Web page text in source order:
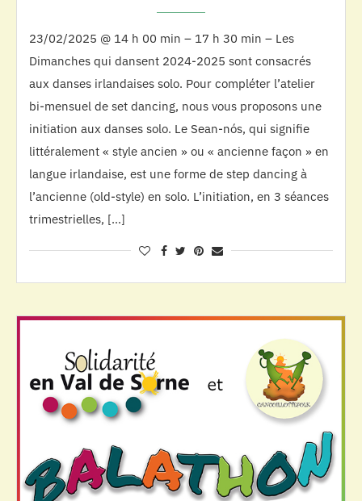
23/02/2025 @ 14 h 00 min – 17 h 30 min – Les
Dimanches qui dansent 2024-2025 sont consacrés
aux danses irlandaises solo. Pour compléter l’atelier
bi-mensuel de set dancing, nous vous proposons une
initiation aux danses solo. Le Sean-nós, qui signifie
littéralement « style ancien » ou « ancienne façon » en
langue irlandaise, est une forme de step dancing à
l’ancienne (old-style) en solo. L’initiation, en 3 séances
trimestrielles, […]